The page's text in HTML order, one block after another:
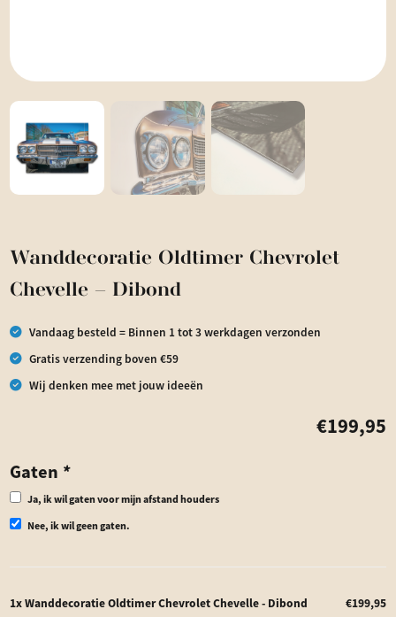
€199,95
Wanddecoratie Oldtimer Chevrolet
Chevelle – Dibond
Gaten *
Ja, ik wil gaten voor mijn afstand houders
Nee, ik wil geen gaten.
1xWanddecoratie Oldtimer Chevrolet Chevelle - Dibond €199,95
Vandaag besteld = Binnen 1 tot 3 werkdagen verzonden
Gratis verzending boven €59
Wij denken mee met jouw ideeën